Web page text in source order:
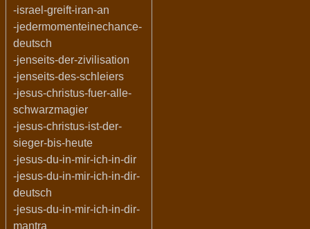
-israel-greift-iran-an
-jedermomenteinechance-
deutsch
-jenseits-der-zivilisation
-jenseits-des-schleiers
-jesus-christus-fuer-alle-
schwarzmagier
-jesus-christus-ist-der-
sieger-bis-heute
-jesus-du-in-mir-ich-in-dir
-jesus-du-in-mir-ich-in-dir-
deutsch
-jesus-du-in-mir-ich-in-dir-
mantra